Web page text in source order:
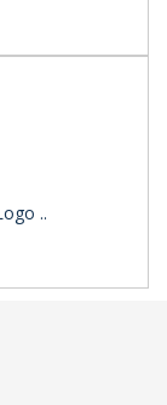
..